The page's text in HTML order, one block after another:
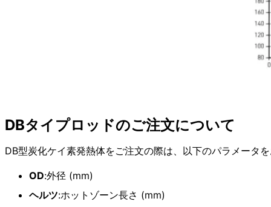
DBタイプロッドのご注文について
DB型炭化ケイ素発熱体をご注文の際は、以下のパラメータ
OD:外径 (mm)
ヘルツ:ホットゾーン長さ (mm)